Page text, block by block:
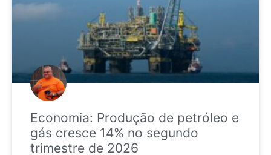
Economia: Produção de petróleo e
gás cresce 14% no segundo
trimestre de 2026